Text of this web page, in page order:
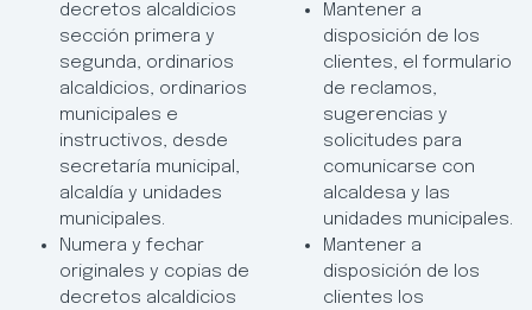
decretos alcaldicios
sección primera y
segunda, ordinarios
alcaldicios, ordinarios
municipales e
instructivos, desde
secretaría municipal,
alcaldía y unidades
municipales.
Numera y fechar
originales y copias de
decretos alcaldicios
Mantener a
disposición de los
clientes, el formulario
de reclamos,
sugerencias y
solicitudes para
comunicarse con
alcaldesa y las
unidades municipales.
Mantener a
disposición de los
clientes los